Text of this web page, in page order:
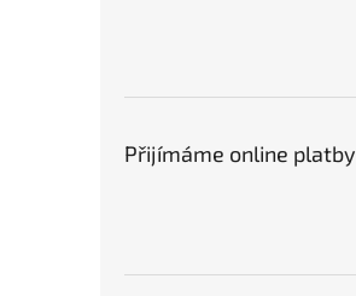
Přijímáme online platby